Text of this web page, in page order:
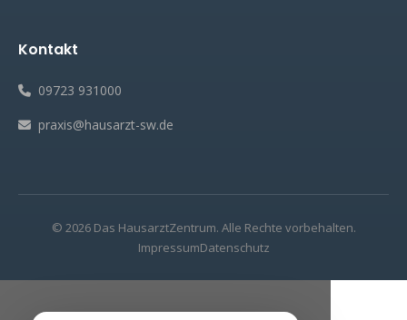
Kontakt
09723 931000
praxis@hausarzt-sw.de
© 2026 Das HausarztZentrum. Alle Rechte vorbehalten.
ImpressumDatenschutz